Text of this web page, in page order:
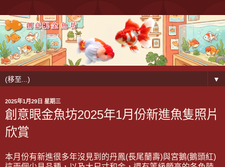
▼
2025年1月29日 星期三
創意眼金魚坊2025年1月份新進魚隻照片
欣賞
本月份有新進很多年沒見到的丹鳳(長尾蘭壽)與宮鵝(鵝頭紅)